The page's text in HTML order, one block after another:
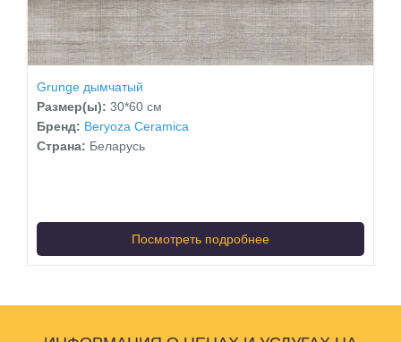
Grunge дымчатый
Размер(ы): 30*60 см
Бренд: Beryoza Ceramica
Страна: Беларусь
Посмотреть подробнее